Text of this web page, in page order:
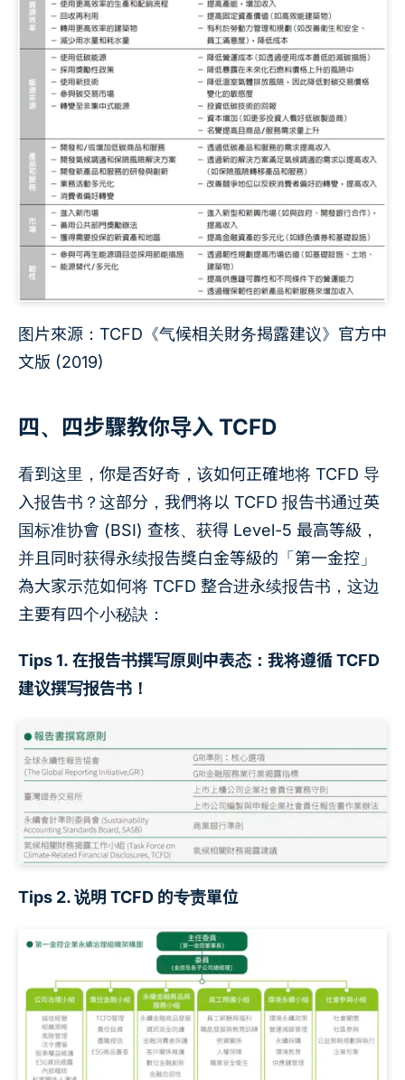
图片來源：TCFD《气候相关財务揭露建议》官方中
文版 (2019)
四、四步驟教你导入 TCFD
看到这里，你是否好奇，该如何正確地将 TCFD 导
入报告书？这部分，我們将以 TCFD 报告书通过英
国标准协會 (BSI) 查核、获得 Level-5 最高等級，
并且同时获得永续报告獎白金等級的「第一金控」
為大家示范如何将 TCFD 整合进永续报告书，这边
主要有四个小秘訣：
Tips 1. 在报告书撰写原则中表态：我将遵循 TCFD
建议撰写报告书！
Tips 2. 说明 TCFD 的专责單位